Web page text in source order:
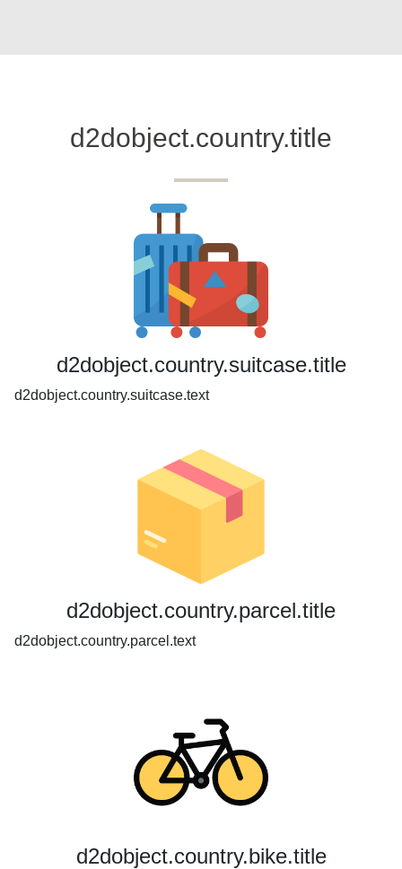
d2dobject.country.title
d2dobject.country.suitcase.title
d2dobject.country.suitcase.text
d2dobject.country.parcel.title
d2dobject.country.parcel.text
d2dobject.country.bike.title